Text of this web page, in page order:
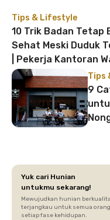
Tips & Lifestyle
10 Trik Badan Tetap
Sehat Meski Duduk
| Pekerja Kantoran
Tips
9
Yuk cari Hunian
untukmu sekarang!
Mewujudkan hunian
terjangkau untuk semua
setiap fase kehidupan.